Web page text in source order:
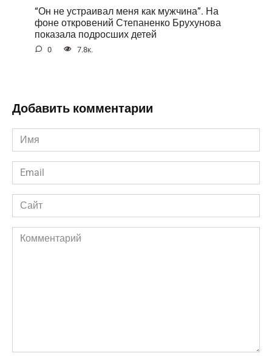
“Он не устраивал меня как мужчина”. На
фоне открoвений Степаненко Брухунова
показала подросших детей
0 7.8к.
Добавить комментарии
Имя
*
Email
*
Сайт
Комментарий